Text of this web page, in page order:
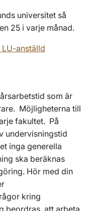
universitet så
25 i varje månad.
anställd
som är
Möjligheterna till
fakultet. På
undervisningstid
inga generella
ska beräknas
Hör med din
kring
beordras att arbeta